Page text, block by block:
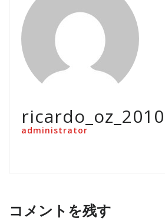
ricardo_oz_2010
administrator
コメントを残す